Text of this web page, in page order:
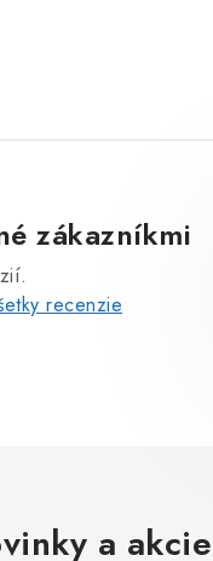
zákazníkmi
recenzie
a